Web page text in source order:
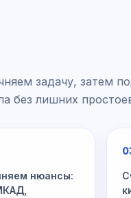
задачу, затем
без лишних
нюансы: